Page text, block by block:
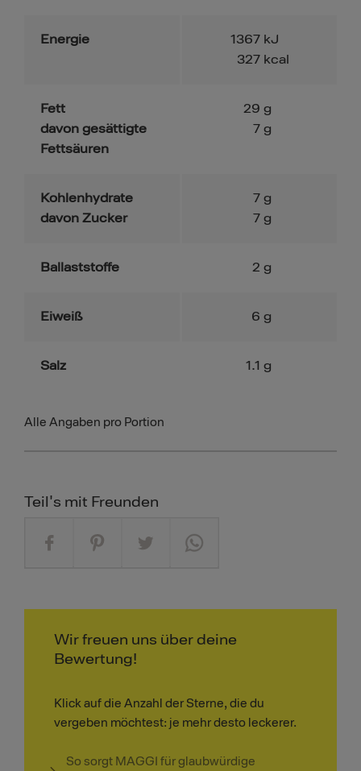
Energie 1367 kJ
327 kcal
Fett
davon gesättigte
Fettsäuren
29 g
7 g
Kohlenhydrate
davon Zucker
7 g
7 g
Ballaststoffe 2 g
Eiweiß 6 g
Salz 1.1 g
Alle Angaben pro Portion
Teil's mit Freunden
Wir freuen uns über deine
Bewertung!
Klick auf die Anzahl der Sterne, die du
vergeben möchtest: je mehr desto leckerer.
So sorgt MAGGI für glaubwürdige